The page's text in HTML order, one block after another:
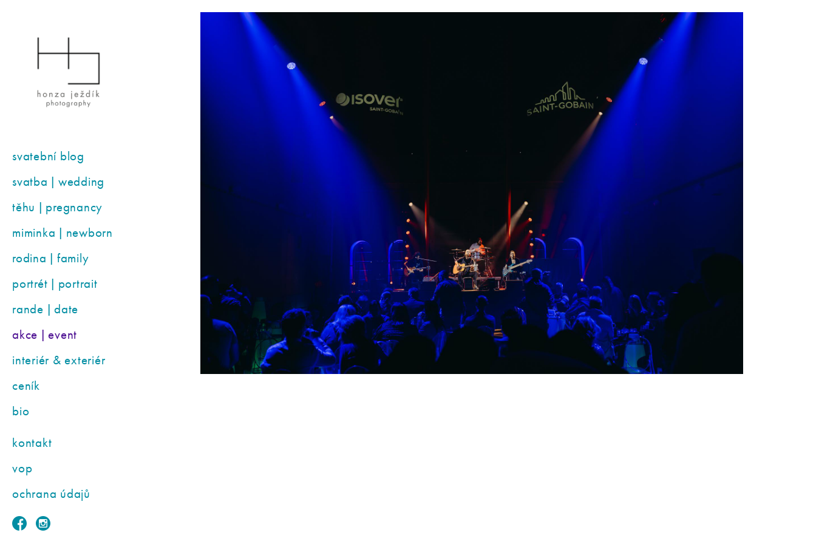
svatební blog
svatba | wedding
těhu | pregnancy
miminka | newborn
rodina | family
portrét | portrait
rande | date
akce | event
interiér & exteriér
ceník
bio
kontakt
vop
ochrana údajů